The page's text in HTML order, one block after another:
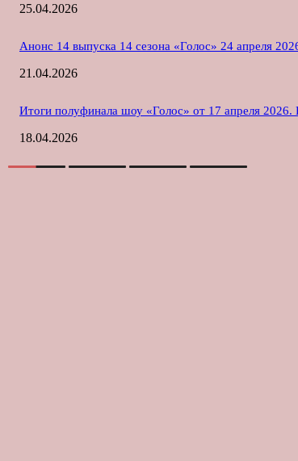
25.04.2026
Анонс 14 выпуска 14 сезона «Голос» 24 апреля
21.04.2026
Итоги полуфинала шоу «Голос» от 17 апреля 2026.
18.04.2026